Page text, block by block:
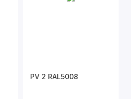
PV 2 RAL5008